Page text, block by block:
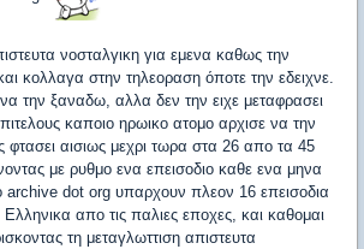
νοσταλγικη για εμενα καθως την
κολλαγα στην τηλεοραση όποτε την εδειχνε.
την ξαναδω, αλλα δεν την ειχε μεταφρασει
καποιο ηρωικο ατομο αρχισε να την
φτασει αισιως μεχρι τωρα στα 26 απο τα 45
με ρυθμο ενα επεισοδιο καθε ενα μηνα
dot org υπαρχουν πλεον 16 επεισοδια
απο τις παλιες εποχες, και καθομαι
τη μεταγλωττιση απιστευτα